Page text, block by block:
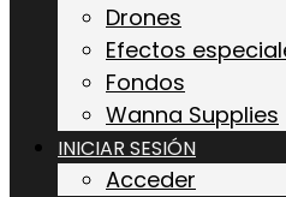
Drones
Efectos
Fondos
Wanna Supplies
INICIAR SESIÓN
Acceder